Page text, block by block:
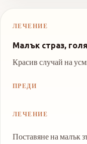
ЛЕЧЕНИЕ
Малък страз,
Красив случай на
ПРЕДИ
ЛЕЧЕНИЕ
Поставяне на малък